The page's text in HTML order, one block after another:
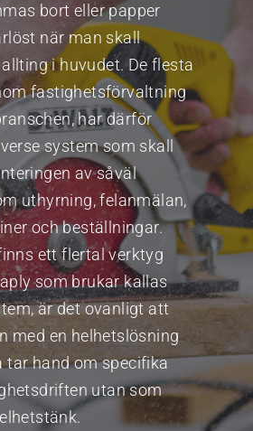
bort eller papper
när man skall
i huvudet. De flesta
fastighetsförvaltning
har därför
system som skall
av såväl
uthyrning, felanmälan,
och beställningar.
ett flertal verktyg
som brukar kallas
är det ovanligt att
med en helhetslösning
tar hand om specifika
utan som